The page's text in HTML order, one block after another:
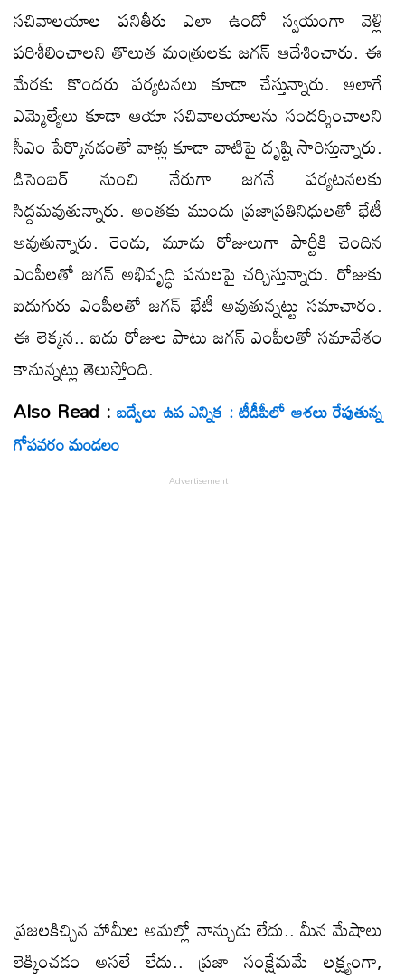
స‌చివాల‌యాల ప‌నితీరు ఎలా ఉందో స్వ‌యంగా వెళ్లి
ప‌రిశీలించాల‌ని తొలుత మంత్రుల‌కు జ‌గ‌న్ ఆదేశించారు. ఈ
మేర‌కు కొంద‌రు ప‌ర్య‌ట‌న‌లు కూడా చేస్తున్నారు. అలాగే
ఎమ్మెల్యేలు కూడా ఆయా స‌చివాల‌యాల‌ను సంద‌ర్శించాల‌ని
సీఎం పేర్కొన‌డంతో వాళ్లు కూడా వాటిపై దృష్టి సారిస్తున్నారు.
డిసెంబ‌ర్ నుంచి నేరుగా జ‌గ‌నే ప‌ర్య‌ట‌న‌ల‌కు
సిద్ద‌మ‌వుతున్నారు. అంత‌కు ముందు ప్ర‌జాప్ర‌తినిధుల‌తో భేటీ
అవుతున్నారు. రెండు, మూడు రోజులుగా పార్టీకి చెందిన
ఎంపీల‌తో జ‌గ‌న్ అభివృద్ధి ప‌నుల‌పై చ‌ర్చిస్తున్నారు. రోజుకు
ఐదుగురు ఎంపీలతో జగన్ భేటీ అవుతున్నట్టు సమాచారం.
ఈ లెక్కన.. ఐదు రోజుల పాటు జగన్ ఎంపీలతో సమావేశం
కానున్న‌ట్లు తెలుస్తోంది.
Also Read :బద్వేలు ఉప ఎన్నిక : టీడీపీలో ఆశలు రేపుతున్న
గోపవరం మండలం
ప్రజలకిచ్చిన హామీల అమల్లో నాన్చుడు లేదు.. మీన మేషాలు
లెక్కించడం అసలే లేదు.. ప్రజా సంక్షేమమే లక్ష్యంగా,